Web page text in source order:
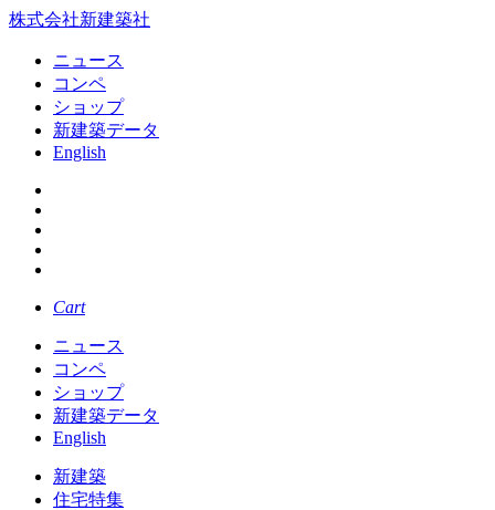
株式会社新建築社
ニュース
コンペ
ショップ
新建築データ
English
Cart
ニュース
コンペ
ショップ
新建築データ
English
新建築
住宅特集